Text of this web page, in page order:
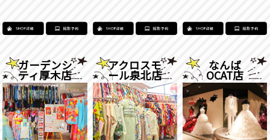
ガーデンシ
ティ厚木店
アクロスモ
ール泉北店
なんば
OCAT店